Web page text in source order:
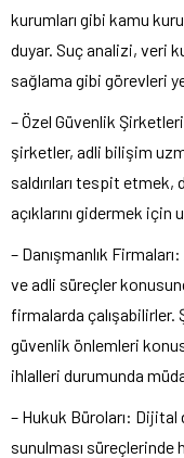
kurumları gibi kamu
duyar. Suç analizi, veri
sağlama gibi görevleri
– Özel Güvenlik
şirketler, adli bilişim
saldırıları tespit
açıklarını gidermek için
– Danışmanlık
ve adli süreçler
firmalarda
güvenlik önlemleri
ihlalleri durumunda
– Hukuk Büroları:
sunulması süreçlerinde